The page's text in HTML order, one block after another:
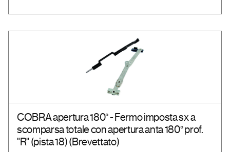
COBRA apertura 180° - Fermo imposta sx a
scomparsa totale con apertura anta 180° prof.
"R" (pista 18) (Brevettato)